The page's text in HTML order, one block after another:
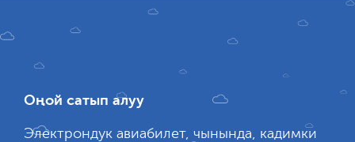
Оңой сатып алуу
Электрондук авиабилет, чынында, кадимки